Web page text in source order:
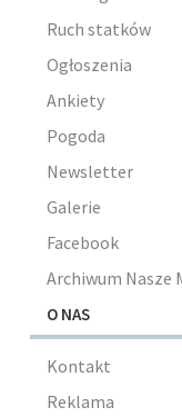
Ruch statków
Ogłoszenia
Ankiety
Pogoda
Newsletter
Galerie
Facebook
Archiwum Nasze
O NAS
Kontakt
Reklama